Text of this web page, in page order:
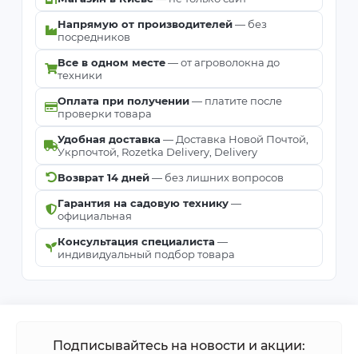
Напрямую от производителей— без
посредников
Все в одном месте— от агроволокна до
техники
Оплата при получении— платите после
проверки товара
Удобная доставка — Доставка Новой Почтой,
Укрпочтой, Rozetka Delivery, Delivery
Возврат 14 дней— без лишних вопросов
Гарантия на садовую технику—
официальная
Консультация специалиста —
индивидуальный подбор товара
Подписывайтесь на новости и акции: